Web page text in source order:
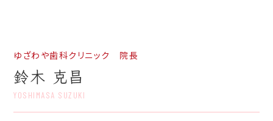
ゆざわや歯科クリニック 院長
鈴木 克昌
YOSHIMASA SUZUKI